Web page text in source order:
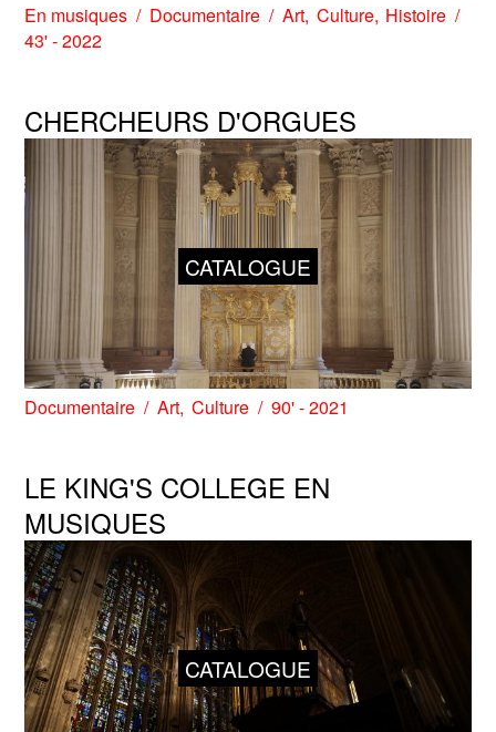
En musiques Documentaire Art Culture Histoire
43' - 2022
CHERCHEURS D'ORGUES
CATALOGUE
Documentaire Art Culture 90' - 2021
LE KING'S COLLEGE EN
MUSIQUES
CATALOGUE